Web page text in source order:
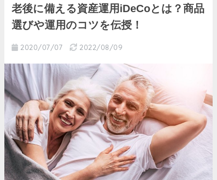
老後に備える資産運用iDeCoとは？商品
選びや運用のコツを伝授！
2020/07/07 2022/08/09